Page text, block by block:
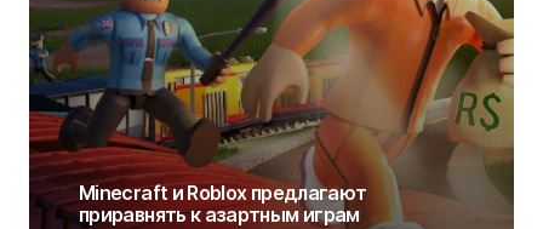
Minecraft и Roblox предлагают
приравнять к азартным играм